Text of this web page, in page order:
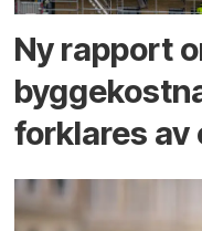
Ny rapport
forklares av